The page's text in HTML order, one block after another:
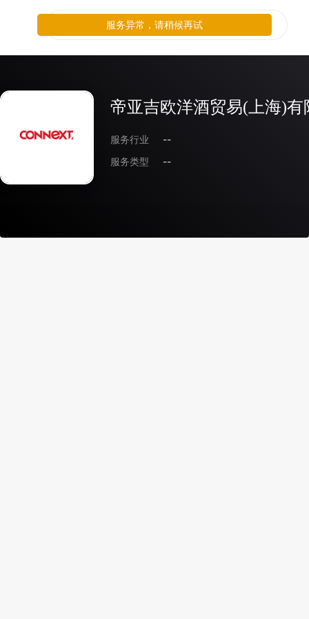
帝亚吉欧洋酒贸易(上海)有
服务行业
--
服务类型
--
服务异常，请稍候再试